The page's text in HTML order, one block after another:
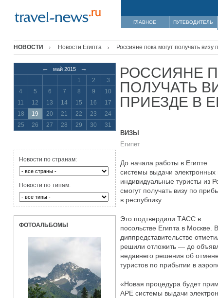
ГЛАВНОЕ ПУТЕВОДИТЕЛЬ
НОВОСТИ Новости Египта Россияне пока могут получать визу
← май 2015 →
1 2
3
4
5 6 7 8 9
10
11
12 13 14 15 16
17
18
19 20 21 22 23
24
25
26 27 28 29 30 31
Новости по странам:
Новости по типам:
ФОТОАЛЬБОМЫ
РОССИЯНЕ
ПОЛУЧАТЬ
ПРИЕЗДЕ В
ВИЗЫ
Египет
До начала работы в Египте
системы выдачи электронных
индивидуальные туристы из
смогут получать визу по
в республику.
Это подтвердили ТАСС в
посольстве Египта в Москве. В
диппредставительстве
решили отложить — до
недавнего решения об
туристов по прибытии в
«Новая процедура будет
АРЕ системы выдачи